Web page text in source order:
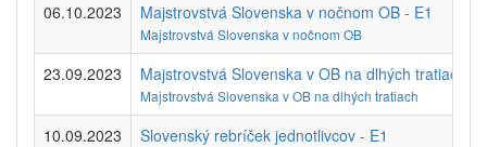
06.10.2023 Majstrovstvá Slovenska v nočnom OB - E1
Majstrovstvá Slovenska v nočnom OB
23.09.2023 Majstrovstvá Slovenska v OB na dlhých tratiach
Majstrovstvá Slovenska v OB na dlhých tratiach
10.09.2023 Slovenský rebríček jednotlivcov - E1